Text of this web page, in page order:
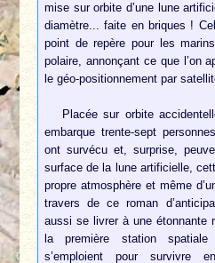
mise sur orbite d’une lune
diamètre... faite en briques !
point de repère pour les
polaire, annonçant ce que l’on
le géo-positionnement par
Placée sur orbite
embarque trente-sept
ont survécu et, surprise,
surface de la lune artificielle,
propre atmosphère et même
travers de ce roman
aussi se livrer à une étonnante
la première station
s’emploient pour survivre